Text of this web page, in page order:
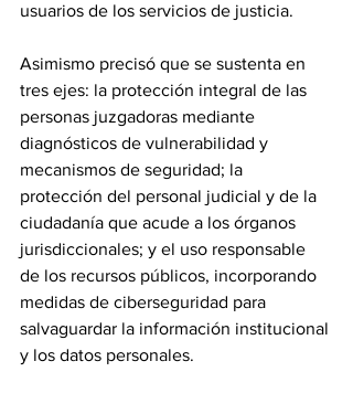
usuarios de los servicios de justicia.
Asimismo precisó que se sustenta en
tres ejes: la protección integral de las
personas juzgadoras mediante
diagnósticos de vulnerabilidad y
mecanismos de seguridad; la
protección del personal judicial y de la
ciudadanía que acude a los órganos
jurisdiccionales; y el uso responsable
de los recursos públicos, incorporando
medidas de ciberseguridad para
salvaguardar la información institucional
y los datos personales.